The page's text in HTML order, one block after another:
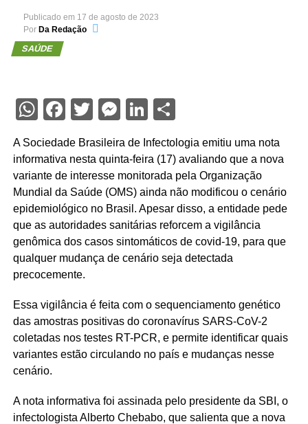
Publicado em 17 de agosto de 2023
Por Da Redação
SAÚDE
WhatsApp
Facebook
Twitter
Messenger
LinkedIn
Share
A Sociedade Brasileira de Infectologia emitiu uma nota
informativa nesta quinta-feira (17) avaliando que a nova
variante de interesse monitorada pela Organização
Mundial da Saúde (OMS) ainda não modificou o cenário
epidemiológico no Brasil. Apesar disso, a entidade pede
que as autoridades sanitárias reforcem a vigilância
genômica dos casos sintomáticos de covid-19, para que
qualquer mudança de cenário seja detectada
precocemente.
Essa vigilância é feita com o sequenciamento genético
das amostras positivas do coronavírus SARS-CoV-2
coletadas nos testes RT-PCR, e permite identificar quais
variantes estão circulando no país e mudanças nesse
cenário.
A nota informativa foi assinada pelo presidente da SBI, o
infectologista Alberto Chebabo, que salienta que a nova